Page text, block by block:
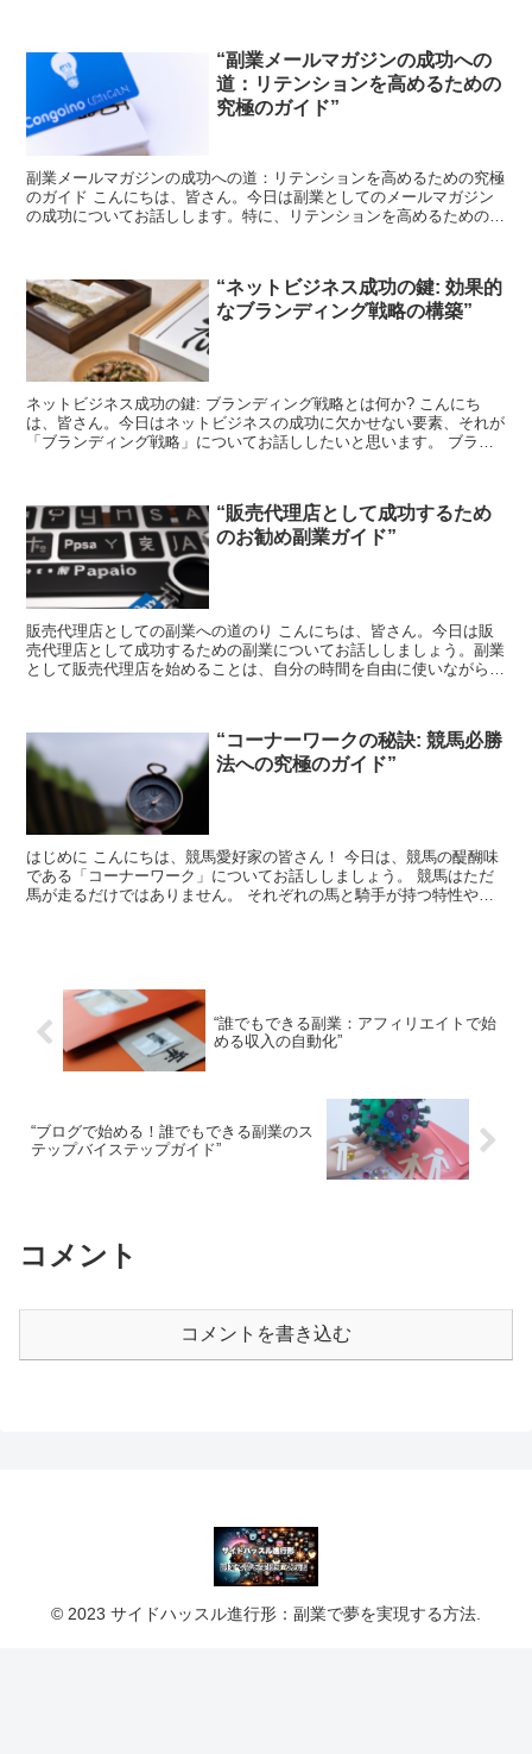
“副業メールマガジンの成功への
道：リテンションを高めるための
究極のガイド”
副業メールマガジンの成功への道：リテンションを高めるための究極
のガイド こんにちは、皆さん。今日は副業としてのメールマガジン
の成功についてお話しします。特に、リテンションを高めるための方
“ネットビジネス成功の鍵: 効果的
なブランディング戦略の構築”
ネットビジネス成功の鍵: ブランディング戦略とは何か? こんにち
は、皆さん。今日はネットビジネスの成功に欠かせない要素、それが
「ブランディング戦略」についてお話ししたいと思います。 ブラン
“販売代理店として成功するため
のお勧め副業ガイド”
販売代理店としての副業への道のり こんにちは、皆さん。今日は販
売代理店として成功するための副業についてお話ししましょう。副業
として販売代理店を始めることは、自分の時間を自由に使いながら、
“コーナーワークの秘訣: 競馬必勝
法への究極のガイド”
はじめに こんにちは、競馬愛好家の皆さん！ 今日は、競馬の醍醐味
である「コーナーワーク」についてお話ししましょう。 競馬はただ
馬が走るだけではありません。 それぞれの馬と騎手が持つ特性や戦
“誰でもできる副業：アフィリエイトで始
める収入の自動化”
“ブログで始める！誰でもできる副業のス
テップバイステップガイド”
コメント
コメントを書き込む
© 2023 サイドハッスル進行形：副業で夢を実現する方法.